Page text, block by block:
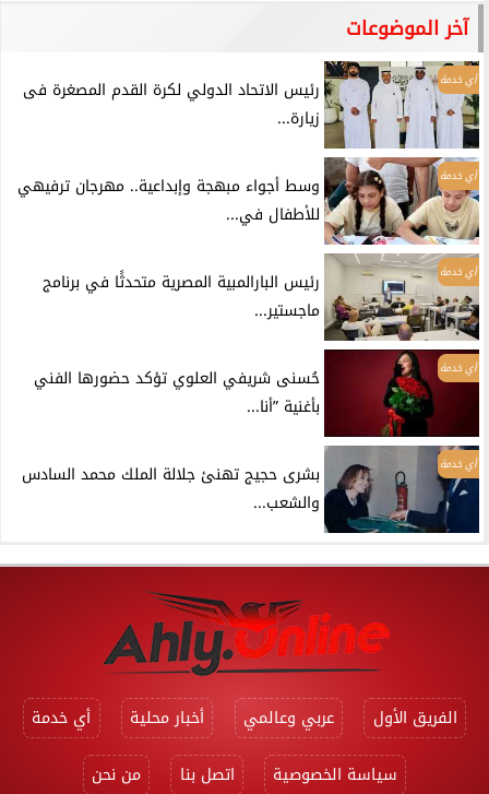
آخر الموضوعات
أي خدمة
رئيس الاتحاد الدولي لكرة القدم المصغرة فى
زيارة...
أي خدمة
وسط أجواء مبهجة وإبداعية.. مهرجان ترفيهي
للأطفال في...
أي خدمة
رئيس البارالمبية المصرية متحدثًا في برنامج
ماجستير...
أي خدمة
حُسنى شريفي العلوي تؤكد حضورها الفني
بأغنية ”أنا...
أي خدمة
بشرى حجيج تهنئ جلالة الملك محمد السادس
والشعب...
الفريق الأول عربي وعالمي أخبار محلية
أي خدمة
سياسة الخصوصية
اتصل بنا من نحن